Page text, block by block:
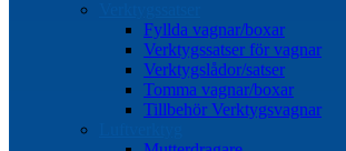
Fyllda vagnar/boxar
Verktygssatser för vagnar
Verktygslådor/satser
Tomma vagnar/boxar
Tillbehör Verktygsvagnar